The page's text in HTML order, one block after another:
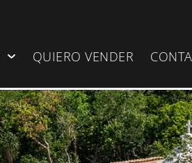
QUIERO VENDER